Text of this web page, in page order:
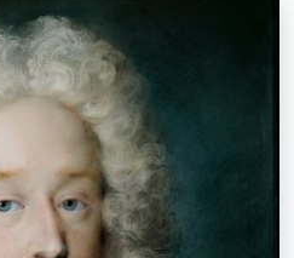
astratto con molto rosso, dipinto a
olio scuro, nudo in piedi vicino a un